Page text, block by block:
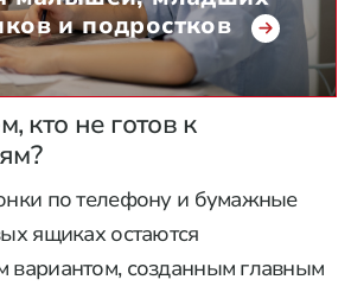
и подростков
кто не готов к
по телефону и бумажные
ящиках остаются
вариантом, созданным главным